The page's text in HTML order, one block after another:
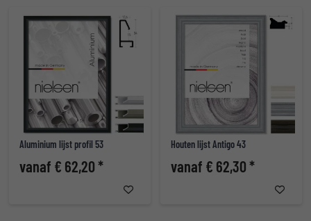
Aluminium lijst profil 53
vanaf € 62,20 *
Houten lijst Antigo 43
vanaf € 62,30 *